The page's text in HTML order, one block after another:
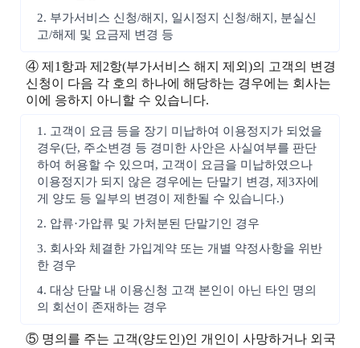
2. 부가서비스 신청/해지, 일시정지 신청/해지, 분실신
고/해제 및 요금제 변경 등
④ 제1항과 제2항(부가서비스 해지 제외)의 고객의 변경
신청이 다음 각 호의 하나에 해당하는 경우에는 회사는
이에 응하지 아니할 수 있습니다.
1. 고객이 요금 등을 장기 미납하여 이용정지가 되었을
경우(단, 주소변경 등 경미한 사안은 사실여부를 판단
하여 허용할 수 있으며, 고객이 요금을 미납하였으나
이용정지가 되지 않은 경우에는 단말기 변경, 제3자에
게 양도 등 일부의 변경이 제한될 수 있습니다.)
2. 압류·가압류 및 가처분된 단말기인 경우
3. 회사와 체결한 가입계약 또는 개별 약정사항을 위반
한 경우
4. 대상 단말 내 이용신청 고객 본인이 아닌 타인 명의
의 회선이 존재하는 경우
⑤ 명의를 주는 고객(양도인)인 개인이 사망하거나 외국